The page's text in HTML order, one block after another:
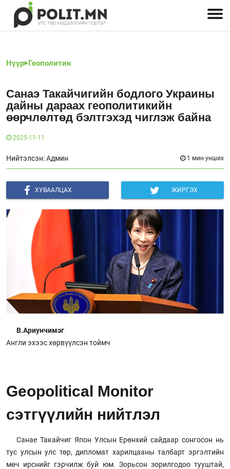
Нүүр Геополитик
Санаэ Такайчигийн бодлого Украины
дайны дараах геополитикийн
өөрчлөлтөд бэлтгэхэд чиглэж байна
2025-11-11
Нийтэлсэн: Админ 1 мин унших
ХУВААЛЦАХ ЖИРГЭХ
В.Ариунчимэг
Англи эхээс хөрвүүлсэн тоймч
Geopolitical Monitor
сэтгүүлийн нийтлэл
Санае Такайчиг Япон Улсын Ерөнхий сайдаар сонгосон нь
тус улсын улс төр, дипломат харилцааны талбарт эргэлтийн
мөч ирснийг гэрчилж буй юм. Зорьсон зорилгодоо тууштай,